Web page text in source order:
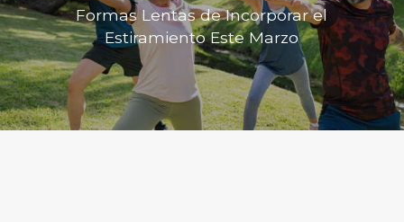
Formas Lentas de Incorporar el
Estiramiento Este Marzo